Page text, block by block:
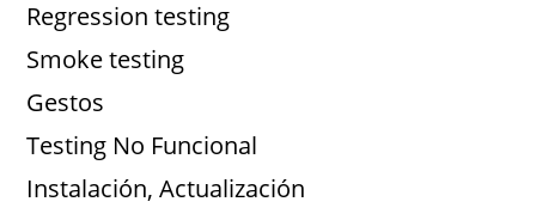
Regression testing
Smoke testing
Gestos
Testing No Funcional
Instalación, Actualización